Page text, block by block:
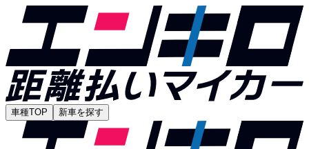
車種TOP 新車を探す